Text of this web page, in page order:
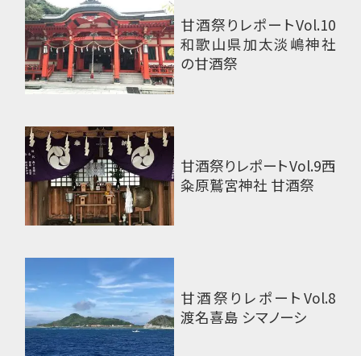
甘酒祭りレポートVol.10
和歌山県加太淡嶋神社
の甘酒祭
甘酒祭りレポートVol.9西
粂原鷲宮神社 甘酒祭
甘酒祭りレポートVol.8
渡名喜島 シマノーシ